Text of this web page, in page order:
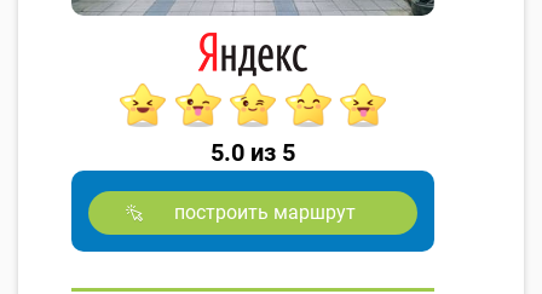
5.0 из 5
построить маршрут